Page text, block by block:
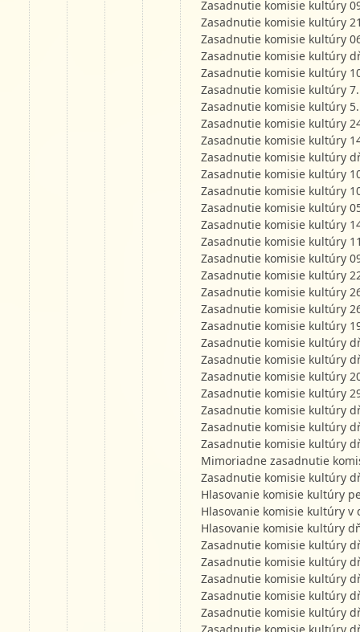
Zasadnutie komisie kultúry
Zasadnutie komisie kultúry
Zasadnutie komisie kultúry
Zasadnutie komisie kultúry
Zasadnutie komisie kultúry
Zasadnutie komisie kultúry
Zasadnutie komisie kultúry
Zasadnutie komisie kultúry
Zasadnutie komisie kultúry
Zasadnutie komisie kultúry
Zasadnutie komisie kultúry
Zasadnutie komisie kultúry
Zasadnutie komisie kultúry
Zasadnutie komisie kultúry
Zasadnutie komisie kultúry
Zasadnutie komisie kultúry
Zasadnutie komisie kultúry
Zasadnutie komisie kultúry
Zasadnutie komisie kultúry
Zasadnutie komisie kultúry
Zasadnutie komisie kultúry
Zasadnutie komisie kultúry
Zasadnutie komisie kultúry
Zasadnutie komisie kultúry
Zasadnutie komisie kultúry
Zasadnutie komisie kultúry
Zasadnutie komisie kultúry
Mimoriadne zasadnutie
Zasadnutie komisie kultúry
Hlasovanie komisie kultúry
Hlasovanie komisie kultúry v
Hlasovanie komisie kultúry
Zasadnutie komisie kultúry
Zasadnutie komisie kultúry
Zasadnutie komisie kultúry
Zasadnutie komisie kultúry
Zasadnutie komisie kultúry
Zasadnutie komisie kultúry